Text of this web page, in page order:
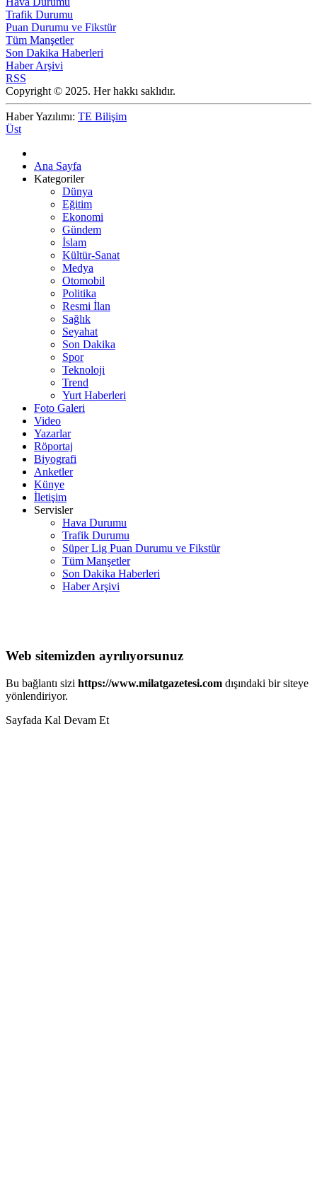
Trafik Durumu
Puan Durumu ve Fikstür
Tüm Manşetler
Son Dakika Haberleri
Haber Arşivi
RSS
Copyright © 2025. Her hakkı saklıdır.
Haber Yazılımı: TE Bilişim
Üst
Ana Sayfa
Kategoriler
Dünya
Eğitim
Ekonomi
Gündem
İslam
Kültür-Sanat
Medya
Otomobil
Politika
Resmi İlan
Sağlık
Seyahat
Son Dakika
Spor
Teknoloji
Trend
Yurt Haberleri
Foto Galeri
Video
Yazarlar
Röportaj
Biyografi
Anketler
Künye
İletişim
Servisler
Hava Durumu
Trafik Durumu
Süper Lig Puan Durumu ve Fikstür
Tüm Manşetler
Son Dakika Haberleri
Haber Arşivi
Web sitemizden ayrılıyorsunuz
Bu bağlantı sizi https://www.milatgazetesi.com dışındaki bir siteye
yönlendiriyor.
Sayfada Kal Devam Et